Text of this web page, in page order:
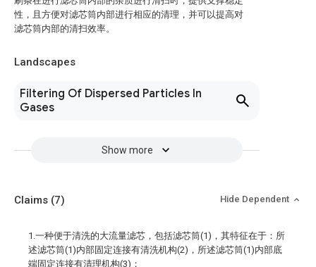
性，且方便对滤芯筒内部进行相应的清理，并可以提高对
滤芯筒内部的清扫效率。
Landscapes
Filtering Of Dispersed Particles In
Gases
Show more
Claims (7) Hide Dependent
1.一种便于清洗的大流量滤芯，包括滤芯筒(1)，其特征在于：所
述滤芯筒(1)内部固定连接有清洗机构(2)，所述滤芯筒(1)内部底
端固定连接有清理机构(3)；